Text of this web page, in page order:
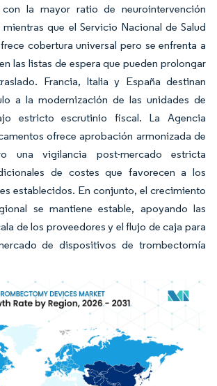
con la mayor ratio de neurointervención
que el Servicio Nacional de Salud
cobertura universal pero se enfrenta a
las listas de espera que pueden prolongar
Francia, Italia y España destinan
a la modernización de las unidades de
estricto escrutinio fiscal. La Agencia
ofrece aprobación armonizada de
una vigilancia post-mercado estricta
de costes que favorecen a los
establecidos. En conjunto, el crecimiento
se mantiene estable, apoyando las
de los proveedores y el flujo de caja para
de dispositivos de trombectomía